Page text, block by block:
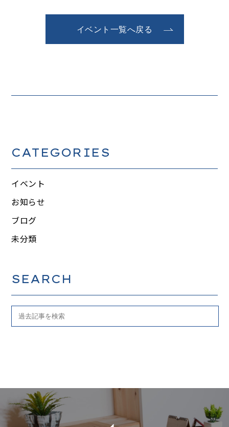
イベント一覧へ戻る
CATEGORIES
イベント
お知らせ
ブログ
未分類
SEARCH